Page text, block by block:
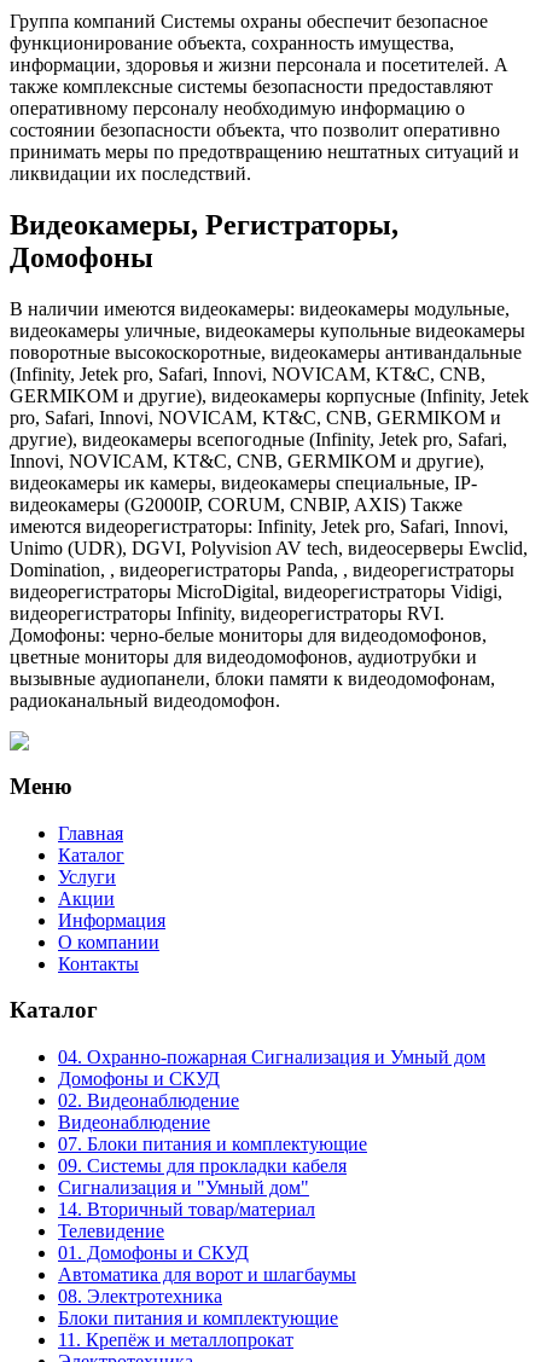
Группа компаний Системы охраны обеспечит безопасное
функционирование объекта, сохранность имущества,
информации, здоровья и жизни персонала и посетителей. А
также комплексные системы безопасности предоставляют
оперативному персоналу необходимую информацию о
состоянии безопасности объекта, что позволит оперативно
принимать меры по предотвращению нештатных ситуаций и
ликвидации их последствий.
Видеокамеры, Регистраторы,
Домофоны
В наличии имеются видеокамеры: видеокамеры модульные,
видеокамеры уличные, видеокамеры купольные видеокамеры
поворотные высокоскоротные, видеокамеры антивандальные
(Infinity, Jetek pro, Safari, Innovi, NOVICAM, KT&C, CNB,
GERMIKOM и другие), видеокамеры корпусные (Infinity, Jetek
pro, Safari, Innovi, NOVICAM, KT&C, CNB, GERMIKOM и
другие), видеокамеры всепогодные (Infinity, Jetek pro, Safari,
Innovi, NOVICAM, KT&C, CNB, GERMIKOM и другие),
видеокамеры ик камеры, видеокамеры специальные, IP-
видеокамеры (G2000IP, CORUM, CNBIP, AXIS) Также
имеются видеорегистраторы: Infinity, Jetek pro, Safari, Innovi,
Unimo (UDR), DGVI, Polyvision AV tech, видеосерверы Ewclid,
Domination, , видеорегистраторы Panda, , видеорегистраторы
видеорегистраторы MicroDigital, видеорегистраторы Vidigi,
видеорегистраторы Infinity, видеорегистраторы RVI.
Домофоны: черно-белые мониторы для видеодомофонов,
цветные мониторы для видеодомофонов, аудиотрубки и
вызывные аудиопанели, блоки памяти к видеодомофонам,
радиоканальный видеодомофон.
Меню
Главная
Каталог
Услуги
Акции
Информация
О компании
Контакты
Каталог
04. Охранно-пожарная Сигнализация и Умный дом
Домофоны и СКУД
02. Видеонаблюдение
Видеонаблюдение
07. Блоки питания и комплектующие
09. Системы для прокладки кабеля
Сигнализация и "Умный дом"
14. Вторичный товар/материал
Телевидение
01. Домофоны и СКУД
Автоматика для ворот и шлагбаумы
08. Электротехника
Блоки питания и комплектующие
11. Крепёж и металлопрокат